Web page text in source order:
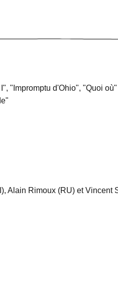
"Impromptu d'Ohio", "Quoi
Alain Rimoux (RU) et Vincent